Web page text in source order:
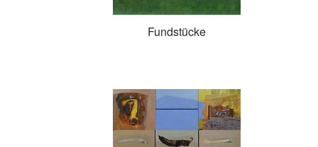
Fundstücke